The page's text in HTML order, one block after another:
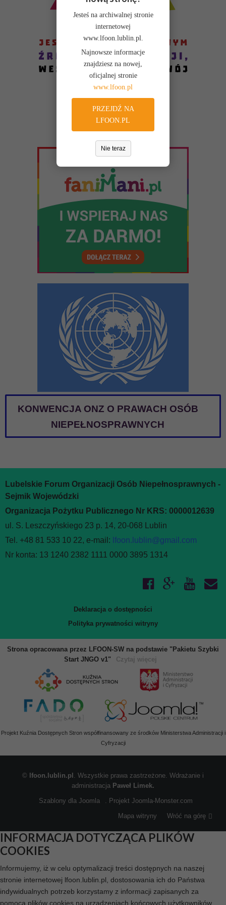
WIĘCEJ O: PROGRAMY DZIAŁANIA
Podstawą gospodarki finansowej Fundacji PCJ Otwarte Źródła
są roczne plany finansowe przedkładane do uchwalenia Radzie
przez Zarząd Fundacji. W tym dziale udostępniane są plany
i sprawozdania finansowe Fundacji.
WIĘCEJ O: FINANSE I MAJATEK
W tym dziale zgromadzone są dokumenty sprawozdawcze
Fundacji - roczne sprawozdania merytoryczne oraz raporty
z realizacji programów i projektów. Aby zapoznać się
z udostępnionymi w BIP dokumentami, należy skorzystać
z odsyłaczy poniżej. Aby przeglądać inne działy BIP, prosimy
wybrać odpowiednie łącze z bocznego menu.
WIĘCEJ O: SPRAWOZDANIA I RAPORTY
KONWENCJA ONZ O PRAWACH OSÓB
NIEPEŁNOSPRAWNYCH
Lubelskie Forum Organizacji Osób Niepełnosprawnych -
Sejmik Wojewódzki
Organizacja Pożytku Publicznego Nr KRS: 0000012639
ul. S. Leszczyńskiego 23 p. 14, 20-068 Lublin
Tel. +48 81 533 10 22, e-mail: lfoon.lublin@gmail.com
Nr konta: 13 1240 2382 1111 0000 3895 1314
Deklaracja o dostępności
Polityka prywatności witryny
Strona opracowana przez LFOON-SW na podstawie "Pakietu Szybki
Start JNGO v1"
Czytaj więcej
Projekt Kuźnia Dostępnych Stron współfinansowany ze środków Ministerstwa Administracji i
Cyfryzacji
© lfoon.lublin.pl . Wszystkie prawa zastrzeżone. Wdrażanie i
administracja Paweł Limek.
Szablony dla Joomla
. Projekt Joomla-Monster.com
Mapa witryny
Wróć na górę
INFORMACJA DOTYCZĄCA PLIKÓW
COOKIES
Informujemy, iż w celu optymalizacji treści dostępnych na naszej
stronie internetowej lfoon.lublin.pl, dostosowania ich do Państwa
indywidualnych potrzeb korzystamy z informacji zapisanych za
pomocą plików cookies na urządzeniach końcowych użytkowników.
Jesteś na archiwalnej stronie
internetowej
www.lfoon.lublin.pl.
Najnowsze informacje
znajdziesz na nowej,
oficjalnej stronie
www.lfoon.pl
PRZEJDŹ NA
LFOON.PL
Nie teraz